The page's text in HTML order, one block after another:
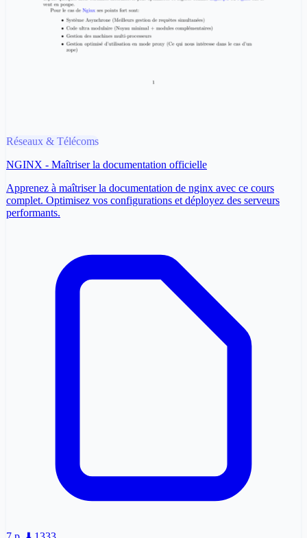
Réseaux & Télécoms
NGINX - Maîtriser la documentation officielle
Apprenez à maîtriser la documentation de nginx avec ce cours
complet. Optimisez vos configurations et déployez des serveurs
performants.